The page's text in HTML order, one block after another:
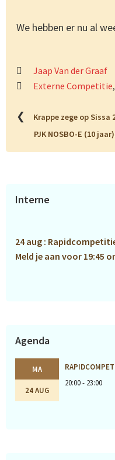
We hebben er nu al
Jaap Van der Graaf
Externe Competitie,
❮
Krappe zege op
PJK NOSBO-E (10
Primaire
Interne
24 aug :
Meld je aan voor 19:45
Agenda
MA
24 AUG
20:00 - 23:00